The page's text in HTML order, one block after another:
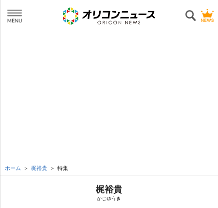
ホーム 梶裕貴 特集
梶裕貴
かじゆうき